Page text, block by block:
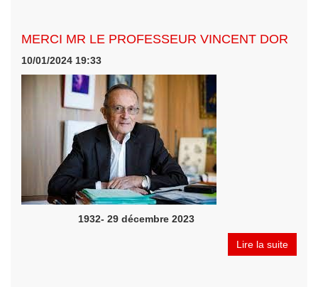
MERCI MR LE PROFESSEUR VINCENT DOR
10/01/2024 19:33
1932- 29 décembre 2023
Lire la suite